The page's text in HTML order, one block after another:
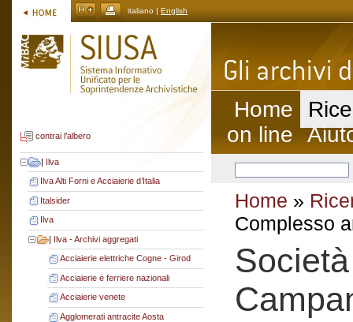
italiano | English
contrai l'albero
| Ilva
Ilva Alti Forni e Acciaierie d’Italia
Italsider
Ilva
| Ilva - Archivi aggregati
Acciaierie elettriche Cogne - Girod
Acciaierie e ferriere nazionali
Acciaierie venete
Agglomerati antracite Aosta
Home
on line
Home »
Complesso